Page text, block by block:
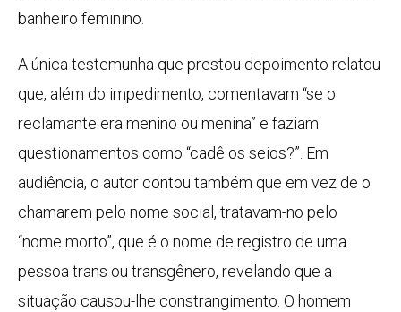
banheiro feminino.
A única testemunha que prestou depoimento relatou
que, além do impedimento, comentavam “se o
reclamante era menino ou menina” e faziam
questionamentos como “cadê os seios?”. Em
audiência, o autor contou também que em vez de o
chamarem pelo nome social, tratavam-no pelo
“nome morto”, que é o nome de registro de uma
pessoa trans ou transgênero, revelando que a
situação causou-lhe constrangimento. O homem